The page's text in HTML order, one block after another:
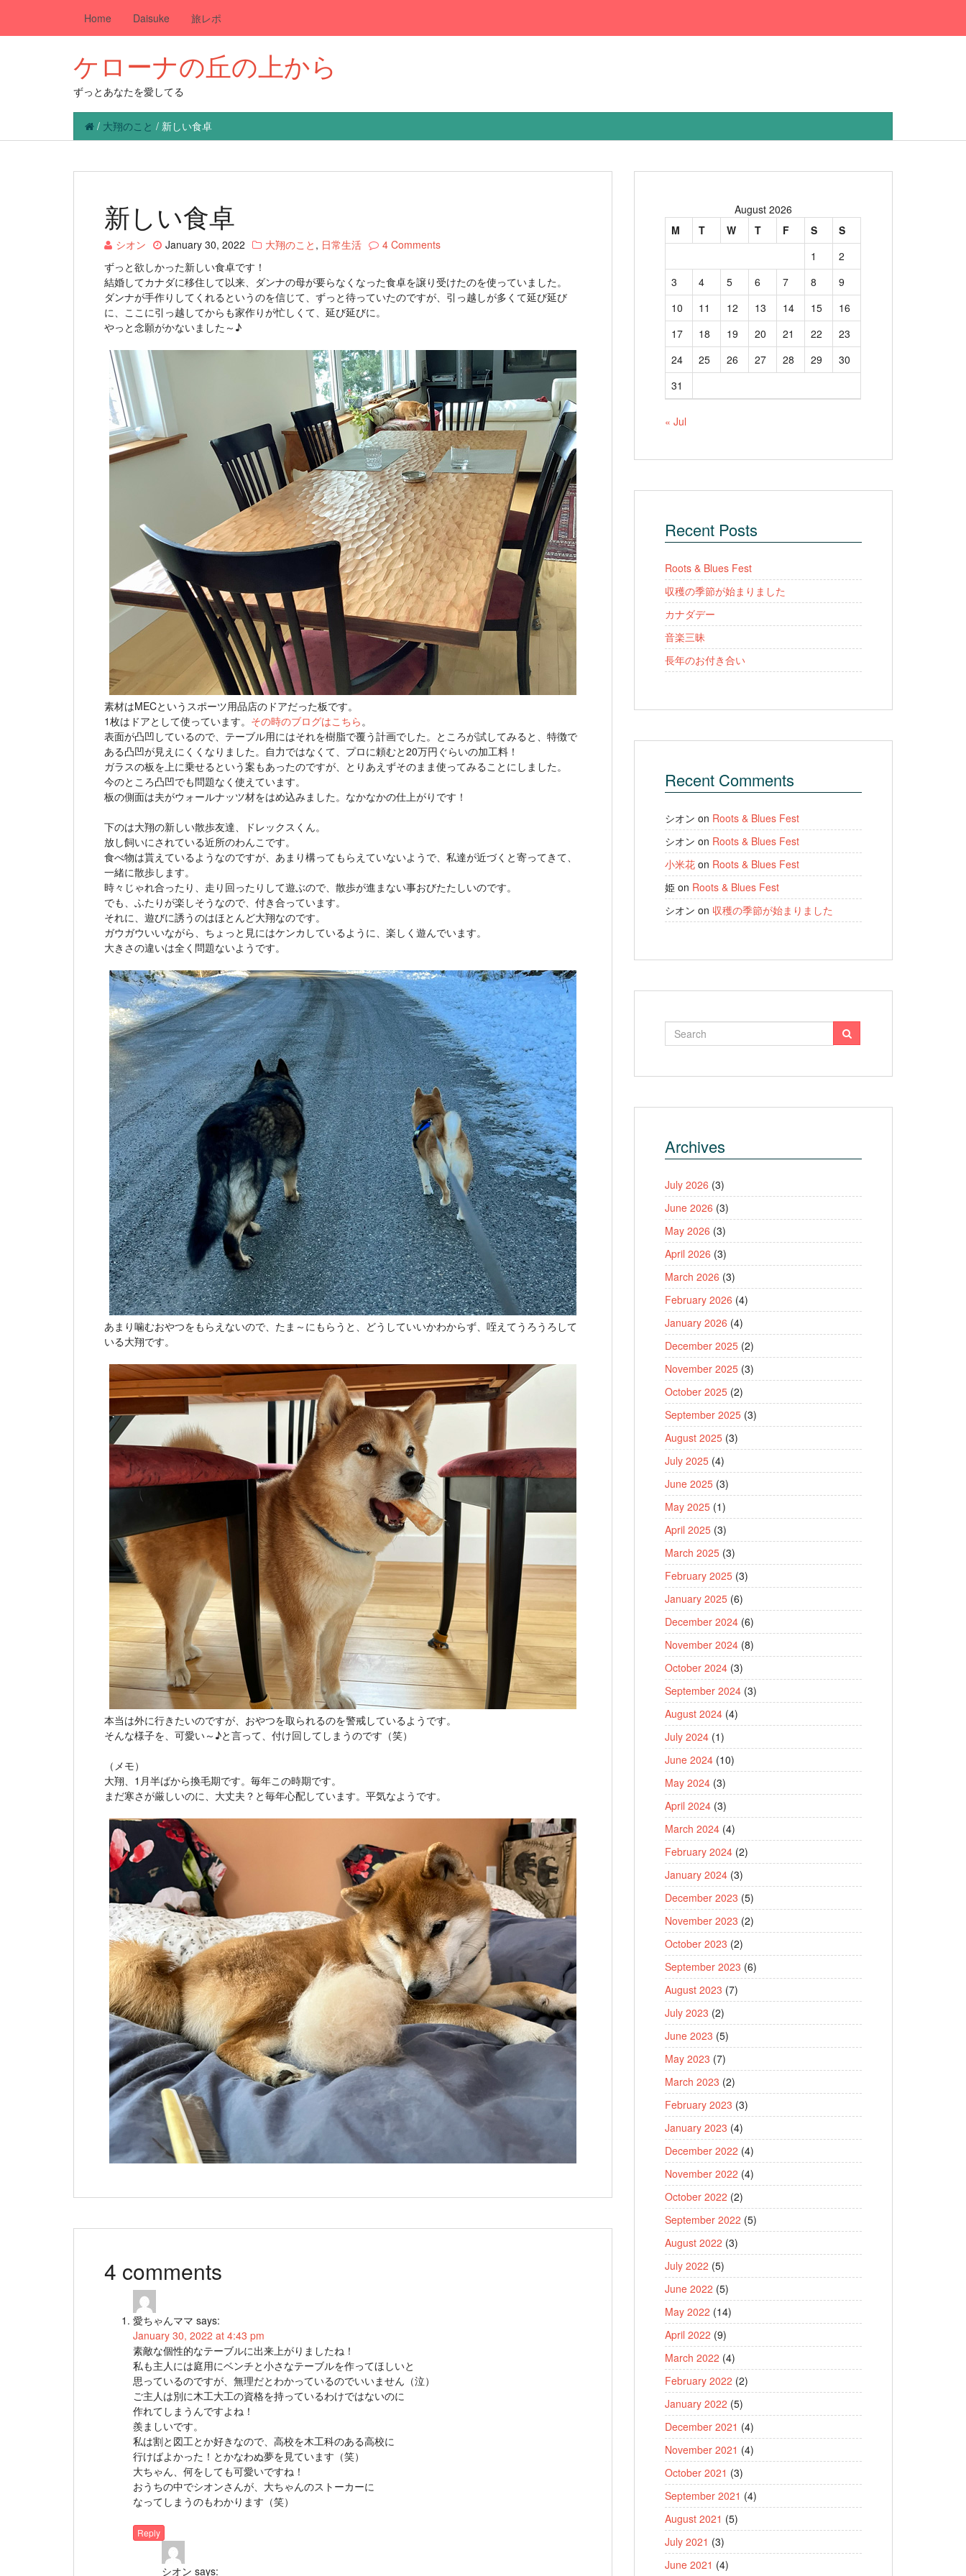
Home Daisuke 旅レポ
ケローナの丘の上から
ずっとあなたを愛してる
/ 大翔のこと / 新しい食卓
新しい食卓
シオン January 30, 2022 大翔のこと , 日常生活
4 Comments
ずっと欲しかった新しい食卓です！
結婚してカナダに移住して以来、ダンナの母が要らなくなった食卓を譲り受けたのを使っていました。
ダンナが手作りしてくれるというのを信じて、ずっと待っていたのですが、引っ越しが多くて延び延び
に、ここに引っ越してからも家作りが忙しくて、延び延びに。
やっと念願がかないました～♪
素材はMECというスポーツ用品店のドアだった板です。
1枚はドアとして使っています。 その時のブログはこちら。
表面が凸凹しているので、テーブル用にはそれを樹脂で覆う計画でした。ところが試してみると、特徴で
ある凸凹が見えにくくなりました。自力ではなくて、プロに頼むと20万円ぐらいの加工料！
ガラスの板を上に乗せるという案もあったのですが、とりあえずそのまま使ってみることにしました。
今のところ凸凹でも問題なく使えています。
板の側面は夫がウォールナッツ材をはめ込みました。なかなかの仕上がりです！
下のは大翔の新しい散歩友達、ドレックスくん。
放し飼いにされている近所のわんこです。
食べ物は貰えているようなのですが、あまり構ってもらえていないようで、私達が近づくと寄ってきて、
一緒に散歩します。
時々じゃれ合ったり、走り回ったりして遊ぶので、散歩が進まない事おびたたしいのです。
でも、ふたりが楽しそうなので、付き合っています。
それに、遊びに誘うのはほとんど大翔なのです。
ガウガウいいながら、ちょっと見にはケンカしているように、楽しく遊んでいます。
大きさの違いは全く問題ないようです。
あまり噛むおやつをもらえないので、たま～にもらうと、どうしていいかわからず、咥えてうろうろして
いる大翔です。
本当は外に行きたいのですが、おやつを取られるのを警戒しているようです。
そんな様子を、可愛い～♪と言って、付け回してしまうのです（笑）
（メモ）
大翔、1月半ばから換毛期です。毎年この時期です。
まだ寒さが厳しいのに、大丈夫？と毎年心配しています。平気なようです。
4 comments
愛ちゃんママ says:
January 30, 2022 at 4:43 pm
素敵な個性的なテーブルに出来上がりましたね！
私も主人には庭用にベンチと小さなテーブルを作ってほしいと
思っているのですが、無理だとわかっているのでいいません（泣）
ご主人は別に木工大工の資格を持っているわけではないのに
作れてしまうんですよね！
羨ましいです。
私は割と図工とか好きなので、高校を木工科のある高校に
行けばよかった！とかなわぬ夢を見ています（笑）
大ちゃん、何をしても可愛いですね！
おうちの中でシオンさんが、大ちゃんのストーカーに
なってしまうのもわかります（笑）
Reply
シオン says:
August 2026
M
T W T F S
S
1
2
3
4 5 6 7 8
9
10
11 12 13 14 15
16
17
18 19 20 21 22
23
24
25 26 27 28 29
30
31
« Jul
Recent Posts
Roots & Blues Fest
収穫の季節が始まりました
カナダデー
音楽三昧
長年のお付き合い
Recent Comments
シオン on Roots & Blues Fest
シオン on Roots & Blues Fest
小米花 on Roots & Blues Fest
姫 on Roots & Blues Fest
シオン on 収穫の季節が始まりました
Archives
July 2026 (3)
June 2026 (3)
May 2026 (3)
April 2026 (3)
March 2026 (3)
February 2026 (4)
January 2026 (4)
December 2025 (2)
November 2025 (3)
October 2025 (2)
September 2025 (3)
August 2025 (3)
July 2025 (4)
June 2025 (3)
May 2025 (1)
April 2025 (3)
March 2025 (3)
February 2025 (3)
January 2025 (6)
December 2024 (6)
November 2024 (8)
October 2024 (3)
September 2024 (3)
August 2024 (4)
July 2024 (1)
June 2024 (10)
May 2024 (3)
April 2024 (3)
March 2024 (4)
February 2024 (2)
January 2024 (3)
December 2023 (5)
November 2023 (2)
October 2023 (2)
September 2023 (6)
August 2023 (7)
July 2023 (2)
June 2023 (5)
May 2023 (7)
March 2023 (2)
February 2023 (3)
January 2023 (4)
December 2022 (4)
November 2022 (4)
October 2022 (2)
September 2022 (5)
August 2022 (3)
July 2022 (5)
June 2022 (5)
May 2022 (14)
April 2022 (9)
March 2022 (4)
February 2022 (2)
January 2022 (5)
December 2021 (4)
November 2021 (4)
October 2021 (3)
September 2021 (4)
August 2021 (5)
July 2021 (3)
June 2021 (4)